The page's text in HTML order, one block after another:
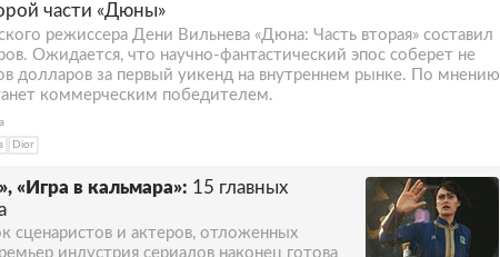
части «Дюны»
режиссера Дени Вильнева «Дюна: Часть вторая» составил
Ожидается, что научно-фантастический эпос соберет не
долларов за первый уикенд на внутреннем рынке. По мнению
коммерческим победителем.
Dior
«Игра в кальмара»: 15 главных
сценаристов и актеров, отложенных
индустрия сериалов наконец готова